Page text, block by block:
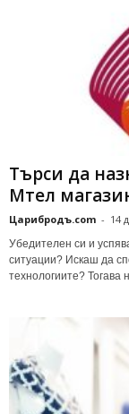
Търси да
Мтел
Царибродъ.com - 14
Убедителен си и
ситуации? Искаш да
технологиите? Тогава